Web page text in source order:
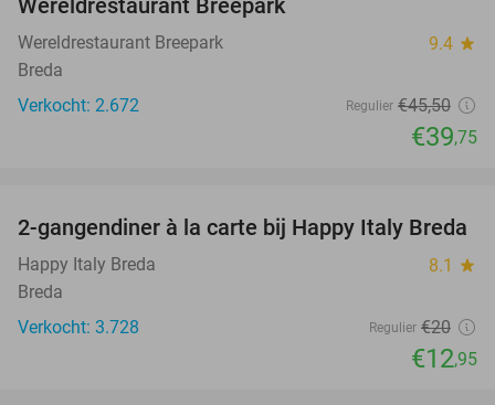
Wereldrestaurant Breepark 9.4 star
Breda
Verkocht: 2.672
Regulier €45,50
€39,75
35%
2-gangendiner à la carte bij Happy Italy Breda
Happy Italy Breda 8.1 star
Breda
Verkocht: 3.728
Regulier €20
€12,95